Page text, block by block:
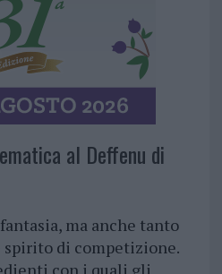
al Deffenu di
ma anche tanto
spirito di competizione.